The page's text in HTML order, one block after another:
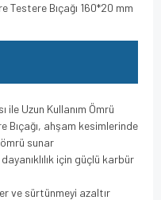
Testere Bıçağı 160*20 mm
Uzun Kullanım Ömrü
ahşam kesimlerinde
sunar
için güçlü karbür
ve sürtünmeyi azaltır